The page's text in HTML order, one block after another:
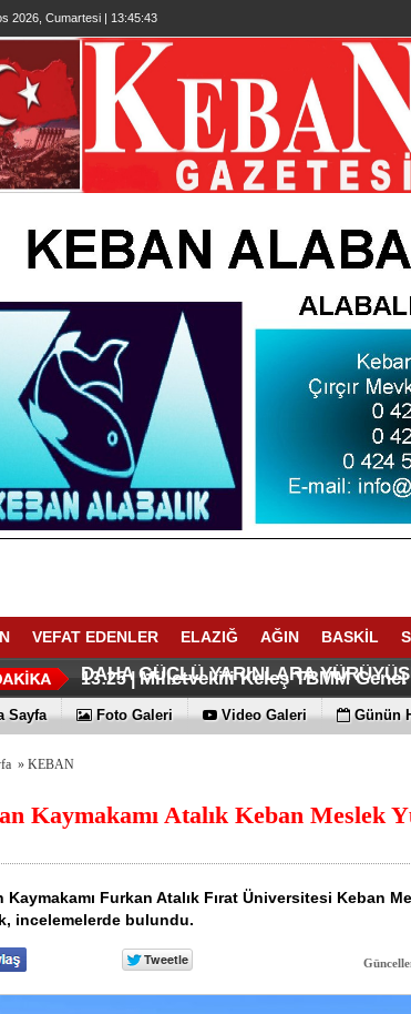
2026, Cumartesi | 13:45:44
VEFAT EDENLER ELAZIĞ AĞIN BASKİL
14:16 |BAŞKAN
13:41 |AÇIKKAPI: “TERÖRSÜZ
DAHA GÜÇLÜ YARINLARA
13:25 |Milletvekili Keleş TBMM Genel
11:59 |Keban Barajı Grup
11:25 |Keban Nimri Köyünde 22-30
Sayfa Foto Galeri Video Galeri Günün
» KEBAN
Kaymakamı Atalık Keban Meslek
Kaymakamı Furkan Atalık Fırat Üniversitesi Keban
incelemelerde bulundu.